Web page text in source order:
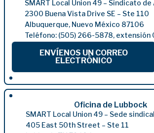
SMART Local Union 49 – Sindicato
2300 Buena Vista Drive SE – Ste 110
Albuquerque, Nuevo México 87106
Teléfono: (505) 266-5878, extensión
ENVÍENOS UN CORREO
ELECTRÓNICO
Oficina de Lubbock
SMART Local Union 49 – Sede
405 East 50th Street – Ste 11